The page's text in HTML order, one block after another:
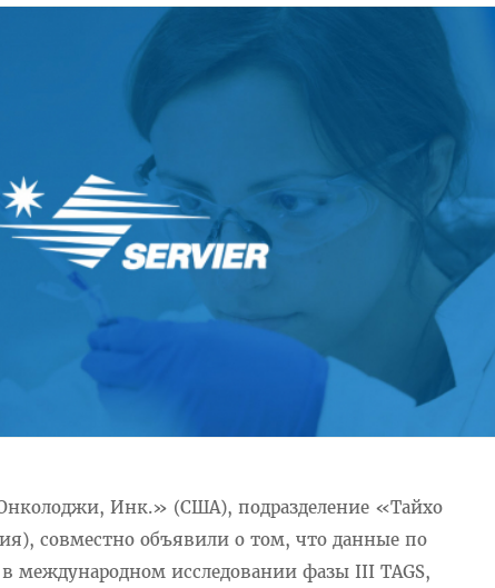
Инк.» (США), подразделение «Тайхо
совместно объявили о том, что данные по
международном исследовании фазы III TAGS,